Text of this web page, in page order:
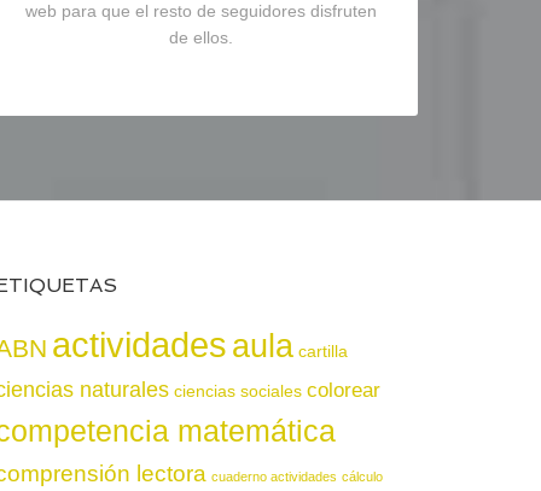
web para que el resto de seguidores disfruten
de ellos.
actividadesaula cartilla
naturales ciencias sociales colorear
matemática
lectora cuaderno actividades cálculo